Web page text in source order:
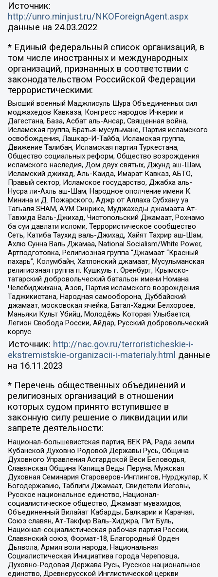
Источник:
http://unro.minjust.ru/NKOForeignAgent.aspx
данные на 24.03.2022
* Единый федеральный список организаций, в
том числе иностранных и международных
организаций, признанных в соответствии с
законодательством Российской Федерации
террористическими:
Высший военный Маджлисуль Шура Объединенных сил
моджахедов Кавказа, Конгресс народов Ичкерии и
Дагестана, База, Асбат аль-Ансар, Священная война,
Исламская группа, Братья-мусульмане, Партия исламского
освобождения, Лашкар-И-Тайба, Исламская группа,
Движение Талибан, Исламская партия Туркестана,
Общество социальных реформ, Общество возрождения
исламского наследия, Дом двух святых, Джунд аш-Шам,
Исламский джихад, Аль-Каида, Имарат Кавказ, АБТО,
Правый сектор, Исламское государство, Джабха аль-
Нусра ли-Ахль аш-Шам, Народное ополчение имени К.
Минина и Д. Пожарского, Аджр от Аллаха Субхану уа
Тагьаля SHAM, АУМ Синрике, Муджахеды джамаата Ат-
Тавхида Валь-Джихад, Чистопольский Джамаат, Рохнамо
ба суи давлати исломи, Террористическое сообщество
Сеть, Катиба Таухид валь-Джихад, Хайят Тахрир аш-Шам,
Ахлю Сунна Валь Джамаа, National Socialism/White Power,
Артподготовка, Религиозная группа “Джамаат “Красный
пахарь”, Колумбайн, Хатлонский джамаат, Мусульманская
религиозная группа п. Кушкуль г. Оренбург, Крымско-
татарский добровольческий батальон имени Номана
Челебиджихана, Азов, Партия исламского возрождения
Таджикистана, Народная самооборона, Дуббайский
джамаат, московская ячейка, Батал-Хаджи Белхороев,
Маньяки Культ Убийц, Молодёжь Которая Улыбается,
Легион Свобода России, Айдар, Русский добровольческий
корпус
Источник: http://nac.gov.ru/terroristicheskie-i-
ekstremistskie-organizacii-i-materialy.html данные
на 16.11.2023
* Перечень общественных объединений и
религиозных организаций в отношении
которых судом принято вступившее в
законную силу решение о ликвидации или
запрете деятельности:
Национал-большевистская партия, ВЕК РА, Рада земли
Кубанской Духовно Родовой Державы Русь, Община
Духовного Управления Асгардской Веси Беловодья,
Славянская Община Капища Веды Перуна, Мужская
Духовная Семинария Староверов-Инглингов, Нурджулар, К
Богодержавию, Таблиги Джамаат, Свидетели Иеговы,
Русское национальное единство, Национал-
социалистическое общество, Джамаат мувахидов,
Объединенный Вилайат Кабарды, Балкарии и Карачая,
Союз славян, Ат-Такфир Валь-Хиджра, Пит Буль,
Национал-социалистическая рабочая партия России,
Славянский союз, Формат-18, Благородный Орден
Дьявола, Армия воли народа, Национальная
Социалистическая Инициатива города Череповца,
Духовно-Родовая Держава Русь, Русское национальное
единство, Древнерусской Инглистической церкви